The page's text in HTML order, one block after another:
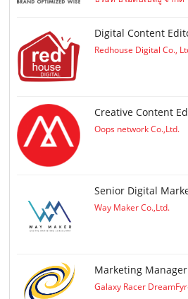
Digital Content
Redhouse Digital Co.,
Creative Content
Oops network Co.,Ltd.
Senior Digital
Way Maker Co.,Ltd.
Marketing Manager
Galaxy Racer